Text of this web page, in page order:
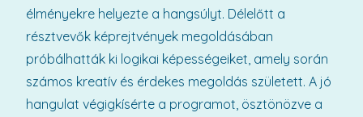
élményekre helyezte a hangsúlyt. Délelőtt a
résztvevők képrejtvények megoldásában
próbálhatták ki logikai képességeiket, amely során
számos kreatív és érdekes megoldás született. A jó
hangulat végigkísérte a programot, ösztönözve a